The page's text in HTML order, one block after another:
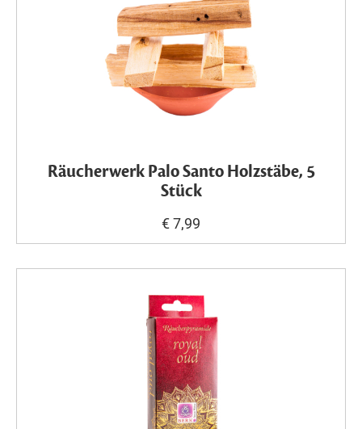
Räucherwerk Palo Santo Holzstäbe, 5
Stück
€ 7,99